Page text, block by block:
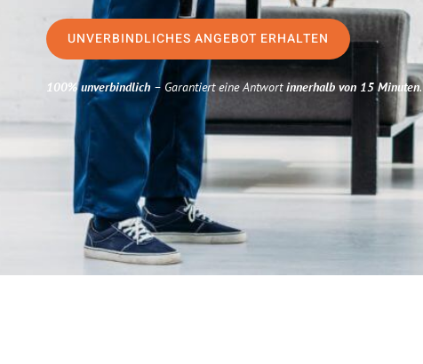
UNVERBINDLICHES ANGEBOT ERHALTEN
100% unverbindlich– Garantiert eine Antwortinnerhalb von 15 Minuten.